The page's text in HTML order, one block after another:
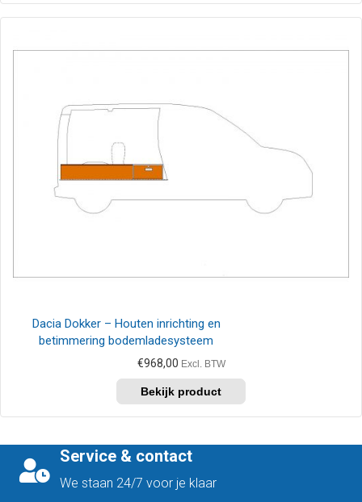
Dacia Dokker – Houten inrichting en
betimmering bodemladesysteem
€968,00 Excl. BTW
Service & contact
We staan 24/7 voor je klaar